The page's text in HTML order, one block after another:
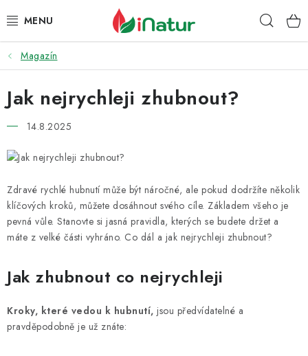
na
POTRAVINY
OŘECHY A SUŠENÉ PLODY
SNACKY
NÁPOJE
EKO DROGERIE A KOSMETIKA
VITAMÍNY
DOPRAVA A PLATBA
VELKOOBCHOD
Magazín
Jak nejrychleji zhubnout?
14.8.2025
Zdravé rychlé hubnutí může být náročné, ale pokud dodržíte několik
klíčových kroků, můžete dosáhnout svého cíle. Základem všeho je
pevná vůle. Stanovte si jasná pravidla, kterých se budete držet a
máte z velké části vyhráno. Co dál a jak nejrychleji zhubnout?
Jak zhubnout co nejrychleji
Kroky, které vedou k hubnutí, jsou předvídatelné a
pravděpodobně je už znáte: